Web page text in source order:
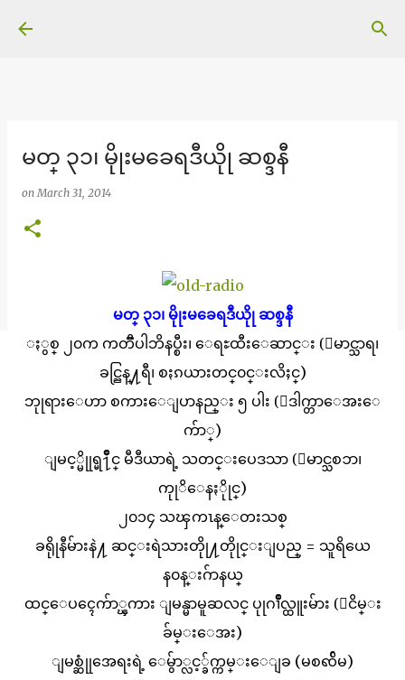
မတ္ ၃၁၊ မိုုးမခေရဒီယိုု ဆစ္ဒနီ
onMarch 31, 2014
မတ္ ၃၁၊ မိုုးမခေရဒီယိုု ဆစ္ဒနီ
ႏွစ္ ၂၀က ကတၱီပါဘိနပ္စီး၊ ေရႊထီးေဆာင္း (ေမာင္သာရ၊
ခင္ညြန္႔ရီ၊ စႏၵယားတင္၀င္းလိႈင္)
ဘုုရားေဟာ စကားေျပာနည္း ၅ ပါး (ေဒါက္တာေအးေ
က်ာ္)
ျမင့္မိုုရ္မ႑ိဳင္ မီဒီယာရဲ့ သတင္းပေဒသာ (ေမာင္သစၥာ၊
ကုုိေနႏိုုင္)
၂၀၁၄ သၾကၤန္ေတးသစ္
ခရိုုနီမ်ားနဲ႔ ဆင္းရဲသားတိုု႔တိုုင္းျပည္ = သူရိယေ
န၀န္းဂ်ာနယ္
ထင္ေပၚေက်ာ္ၾကား ျမန္မာမူဆလင္ ပုုဂၢိဳလ္ထူးမ်ား (ျငိမ္း
ခ်မ္းေအး)
ျမစ္ဆုုံအေရးရဲ့ ေမွ်ာ္လင့္ခ်က္ကမ္းေျခ (မစၹ်ိမ)